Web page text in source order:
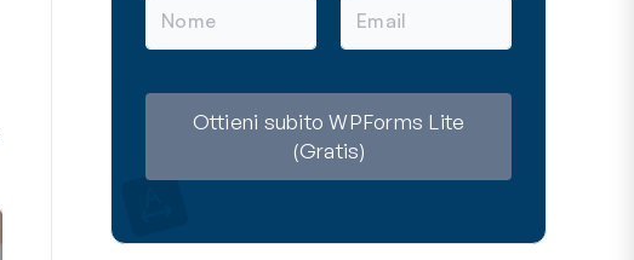
m
a
Ottieni subito WPForms Lite
(Gratis)